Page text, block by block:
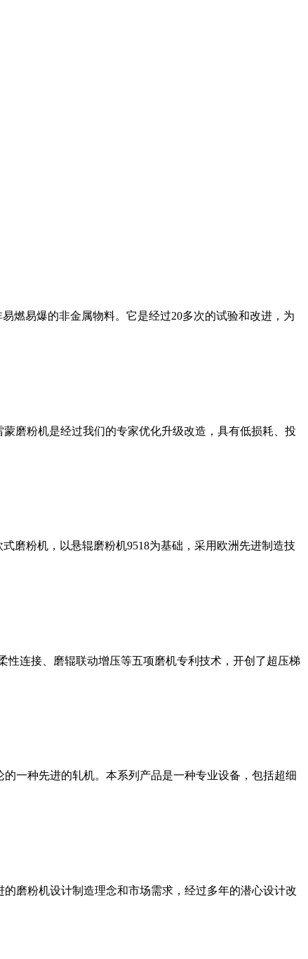
燃易爆的非金属物料。它是经过20多次的试验和改进，为
磨粉机是经过我们的专家优化升级改造，具有低损耗、投
磨粉机，以悬辊磨粉机9518为基础，采用欧洲先进制造技
连接、磨辊联动增压等五项磨机专利技术，开创了超压梯
一种先进的轧机。本系列产品是一种专业设备，包括超细
磨粉机设计制造理念和市场需求，经过多年的潜心设计改